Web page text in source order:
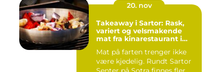
20. nov
Takeaway i Sartor: Rask,
variert og velsmakende
mat fra kinarestaurant i
Mat på farten trenger ikke
være kjedelig. Rundt Sartor